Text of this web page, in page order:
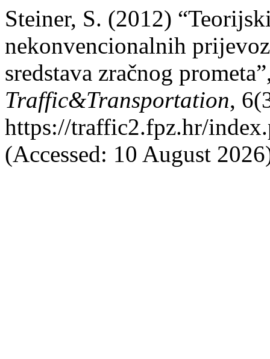
Steiner, S. (2012)
nekonvencionalnih
sredstava zračnog
Traffic&Transportation,
https://traffic2.fpz.hr/
(Accessed: 10 August